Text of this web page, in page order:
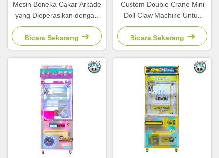
Mesin Boneka Cakar Arkade
yang Dioperasikan dengan
Koin
Bicara Sekarang
Custom Double Crane Mini
Doll Claw Machine Untuk
Taman Hiburan Museum
Bicara Sekarang